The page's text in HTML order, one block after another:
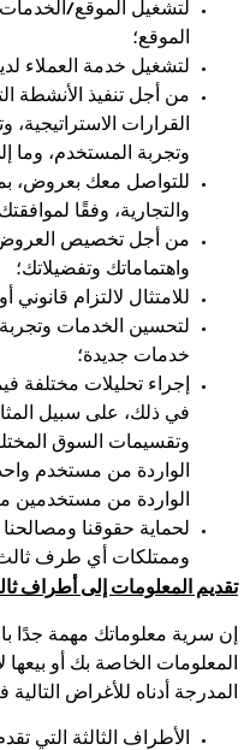
لتشغيل الموقع/
الموقع؛
لتشغيل خدمة العملاء
من أجل تنفيذ الأنشطة
القرارات الاستراتيجية،
وتجربة المستخدم، وما
للتواصل معك بعروض،
والتجارية، وفقًا لموافقتك
من أجل تخصيص العروض
واهتماماتك وتفضيلاتك؛
للامتثال لالتزام
لتحسين الخدمات
خدمات جديدة؛
إجراء تحليلات مختلفة
في ذلك، على سبيل
وتقسيمات السوق
الواردة من مستخدم
الواردة من مستخدمين
لحماية حقوقنا
وممتلكات أي طرف
تقديم المعلومات إلى أطراف
إن سرية معلوماتك مهمة جدًا
المعلومات الخاصة بك أو بيعها
المدرجة أدناه للأغراض
الأطراف الثالثة التي